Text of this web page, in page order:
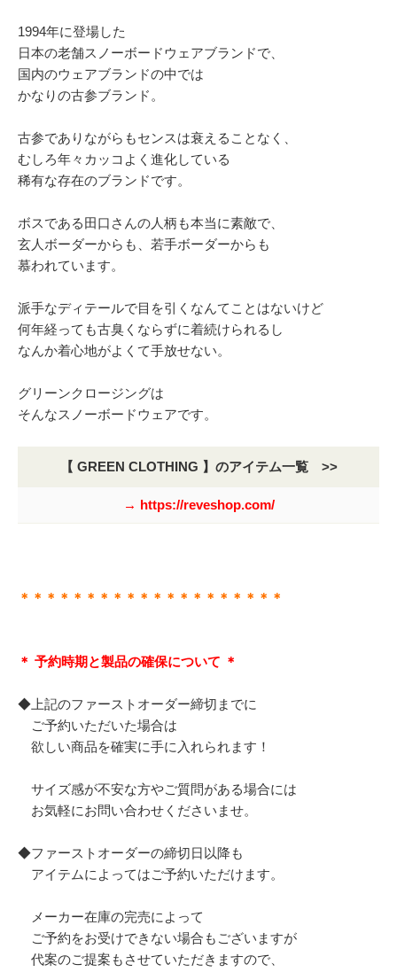
1994年に登場した
日本の老舗スノーボードウェアブランドで、
国内のウェアブランドの中では
かなりの古参ブランド。
古参でありながらもセンスは衰えることなく、
むしろ年々カッコよく進化している
稀有な存在のブランドです。
ボスである田口さんの人柄も本当に素敵で、
玄人ボーダーからも、若手ボーダーからも
慕われています。
派手なディテールで目を引くなんてことはないけど
何年経っても古臭くならずに着続けられるし
なんか着心地がよくて手放せない。
グリーンクロージングは
そんなスノーボードウェアです。
【 GREEN CLOTHING 】のアイテム一覧 >>
→ https://reveshop.com/
＊＊＊＊＊＊＊＊＊＊＊＊＊＊＊＊＊＊＊＊
＊ 予約時期と製品の確保について ＊
◆上記のファーストオーダー締切までに
ご予約いただいた場合は
欲しい商品を確実に手に入れられます！
サイズ感が不安な方やご質問がある場合には
お気軽にお問い合わせくださいませ。
◆ファーストオーダーの締切日以降も
アイテムによってはご予約いただけます。
メーカー在庫の完売によって
ご予約をお受けできない場合もございますが
代案のご提案もさせていただきますので、